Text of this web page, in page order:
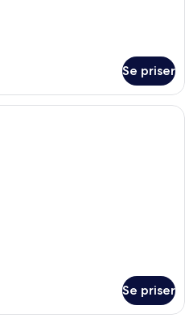
Se priser
Et hotelværelse med en stor seng,
Se priser